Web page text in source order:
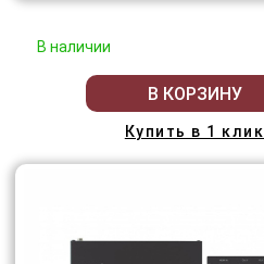
В наличии
В КОРЗИНУ
Купить в 1 клик